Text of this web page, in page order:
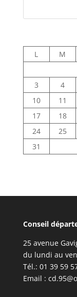
L
M
3
4
10
11
17
18
24
25
31
Conseil
25 avenue
du lundi au
Tél.: 01 39 59
Email :